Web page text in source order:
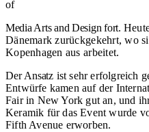
of
Media Arts and Design fort.
Dänemark zurückgekehrt, wo
Kopenhagen aus arbeitet.
Der Ansatz ist sehr erfolgreich
Entwürfe kamen auf der
Fair in New York gut an, und
Keramik für das Event wurde
Fifth Avenue erworben.